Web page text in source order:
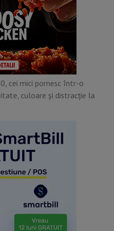
cei mici pornesc într-o
culoare și distracție la